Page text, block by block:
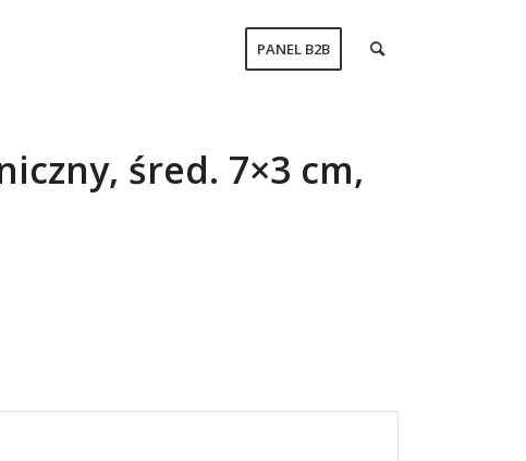
PANEL B2B
śred. 7×3 cm,